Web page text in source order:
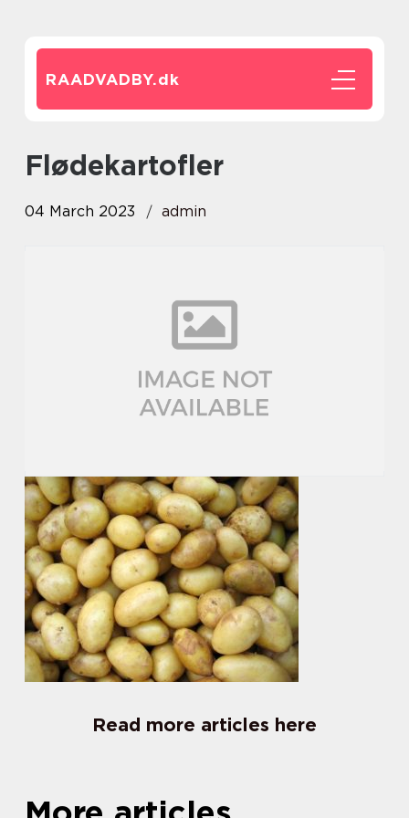
RAADVADBY.dk
flødekartofler
04 March 2023 admin
Read more articles here